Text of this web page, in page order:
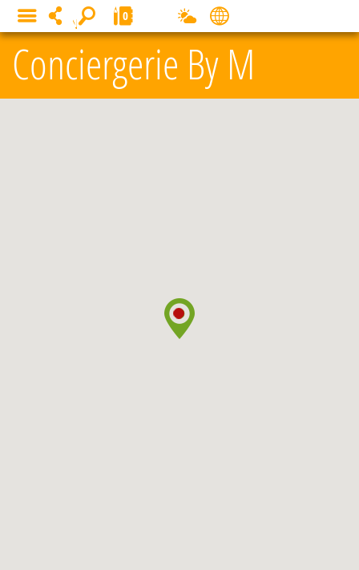
Conciergerie By M
MENU 0
Panneau de gestion des cookies